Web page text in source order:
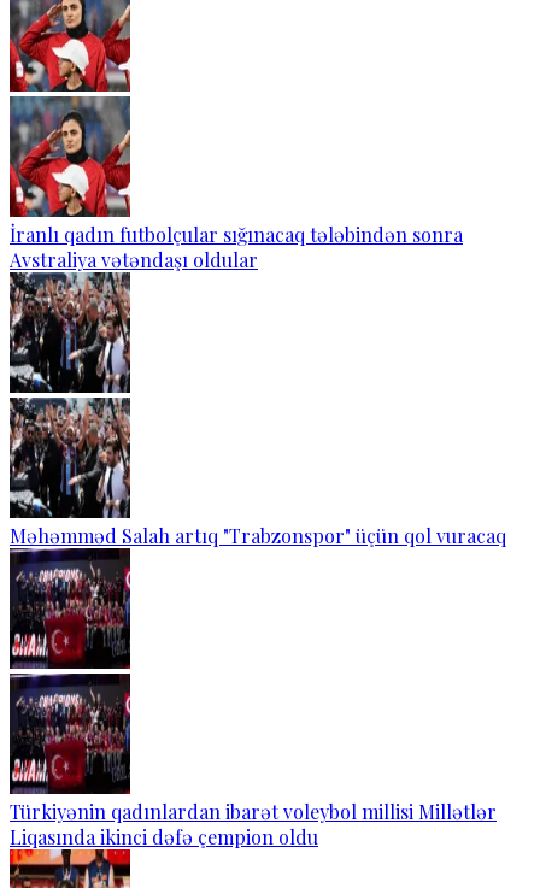
İranlı qadın futbolçular sığınacaq tələbindən sonra
Avstraliya vətəndaşı oldular
Məhəmməd Salah artıq "Trabzonspor" üçün qol vuracaq
Türkiyənin qadınlardan ibarət voleybol millisi Millətlər
Liqasında ikinci dəfə çempion oldu